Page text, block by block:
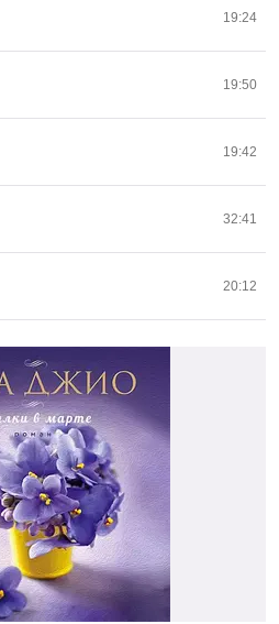
19:24
19:50
19:42
32:41
20:12